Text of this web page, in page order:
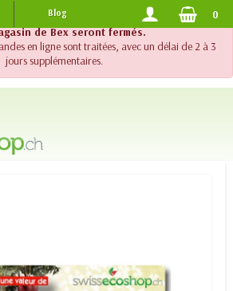
20 août 2026, le support téléphonique
de Bex seront fermés.
en ligne sont traitées, avec un délai de 2 à 3
jours supplémentaires.
PORTS OFFERTS DES 120.-
Blog 0